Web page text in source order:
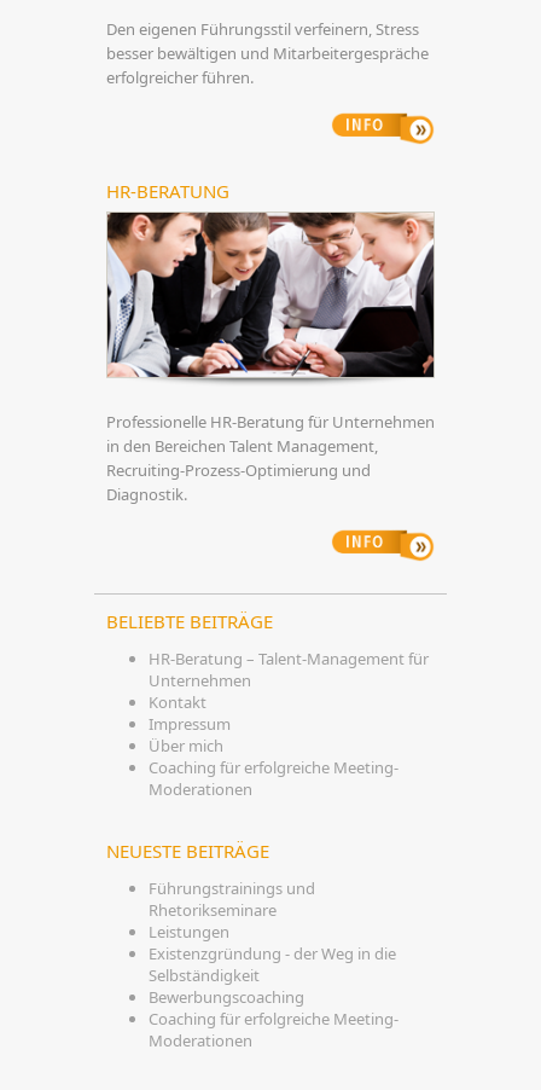
Den eigenen Führungsstil verfeinern, Stress
besser bewältigen und Mitarbeitergespräche
erfolgreicher führen.
HR-BERATUNG
Professionelle HR-Beratung für Unternehmen
in den Bereichen Talent Management,
Recruiting-Prozess-Optimierung und
Diagnostik.
BELIEBTE BEITRÄGE
HR-Beratung – Talent-Management für
Unternehmen
Kontakt
Impressum
Über mich
Coaching für erfolgreiche Meeting-
Moderationen
NEUESTE BEITRÄGE
Führungstrainings und
Rhetorikseminare
Leistungen
Existenzgründung - der Weg in die
Selbständigkeit
Bewerbungscoaching
Coaching für erfolgreiche Meeting-
Moderationen